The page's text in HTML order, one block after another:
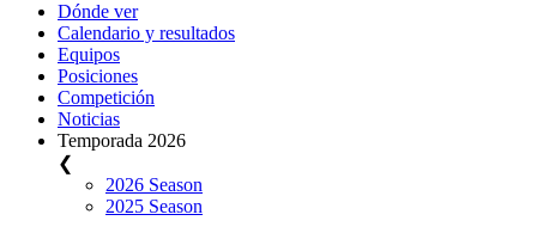
Dónde ver
Calendario y resultados
Equipos
Posiciones
Competición
Noticias
Temporada 2026
❮
2026 Season
2025 Season